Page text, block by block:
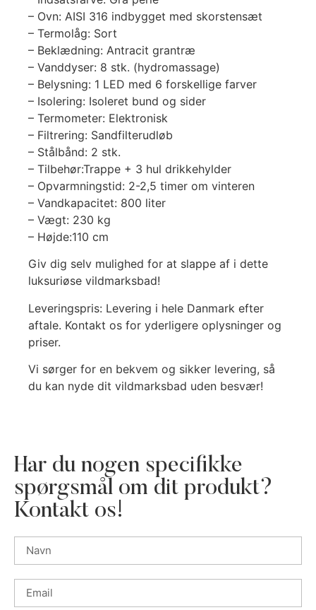
– Ovn: AISI 316 indbygget med skorstensæt
– Termolåg: Sort
– Beklædning: Antracit grantræ
– Vanddyser: 8 stk. (hydromassage)
– Belysning: 1 LED med 6 forskellige farver
– Isolering: Isoleret bund og sider
– Termometer: Elektronisk
– Filtrering: Sandfilterudløb
– Stålbånd: 2 stk.
– Tilbehør:Trappe + 3 hul drikkehylder
– Opvarmningstid: 2-2,5 timer om vinteren
– Vandkapacitet: 800 liter
– Vægt: 230 kg
– Højde:110 cm
Giv dig selv mulighed for at slappe af i dette
luksuriøse vildmarksbad!
Leveringspris: Levering i hele Danmark efter
aftale. Kontakt os for yderligere oplysninger og
priser.
Vi sørger for en bekvem og sikker levering, så
du kan nyde dit vildmarksbad uden besvær!
Har du nogen specifikke
spørgsmål om dit produkt?
Kontakt os!